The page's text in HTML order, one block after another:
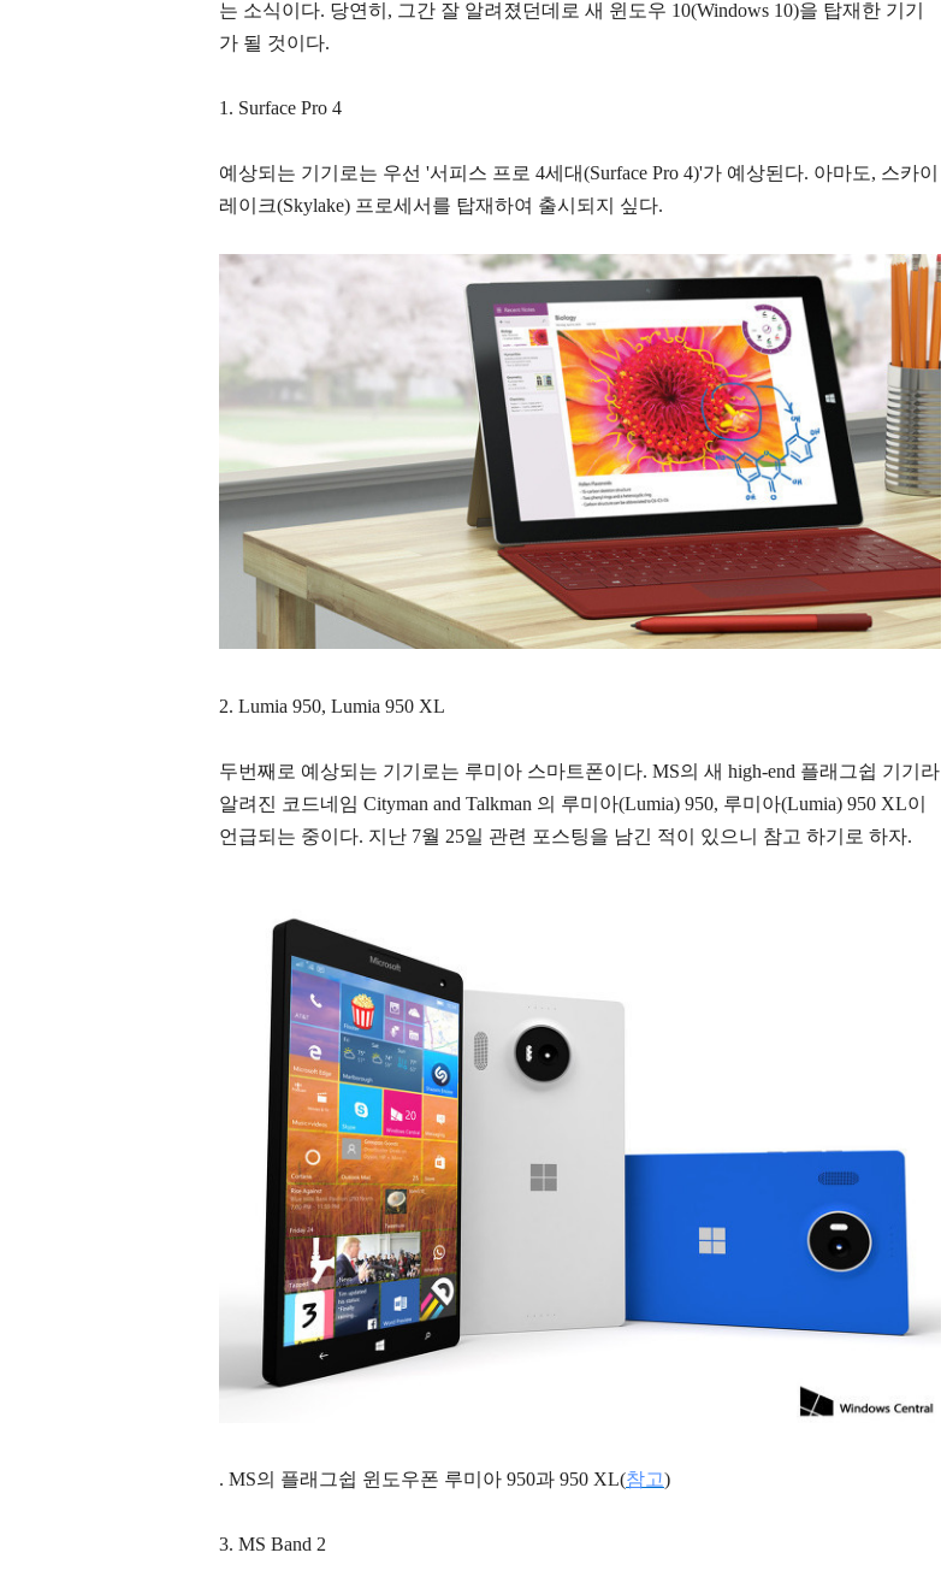
는 소식이다. 당연히, 그간 잘 알려졌던데로 새 윈도우 10(Windows 10)을 탑재한 기기
가 될 것이다.
1. Surface Pro 4
예상되는 기기로는 우선 '서피스 프로 4세대(Surface Pro 4)'가 예상된다. 아마도, 스카이
레이크(Skylake) 프로세서를 탑재하여 출시되지 싶다.
2. Lumia 950, Lumia 950 XL
두번째로 예상되는 기기로는 루미아 스마트폰이다. MS의 새 high-end 플래그쉽 기기라
알려진 코드네임 Cityman and Talkman 의 루미아(Lumia) 950, 루미아(Lumia) 950 XL이
언급되는 중이다. 지난 7월 25일 관련 포스팅을 남긴 적이 있으니 참고 하기로 하자.
. MS의 플래그쉽 윈도우폰 루미아 950과 950 XL(참고)
3. MS Band 2